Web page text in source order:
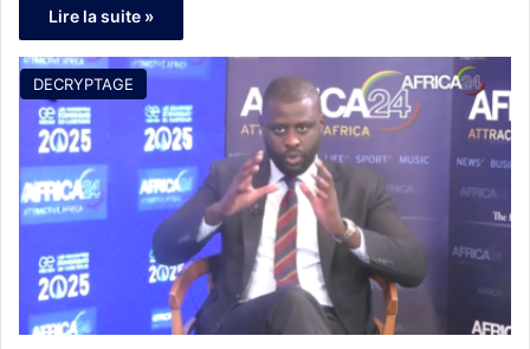
Lire la suite »
DECRYPTAGE